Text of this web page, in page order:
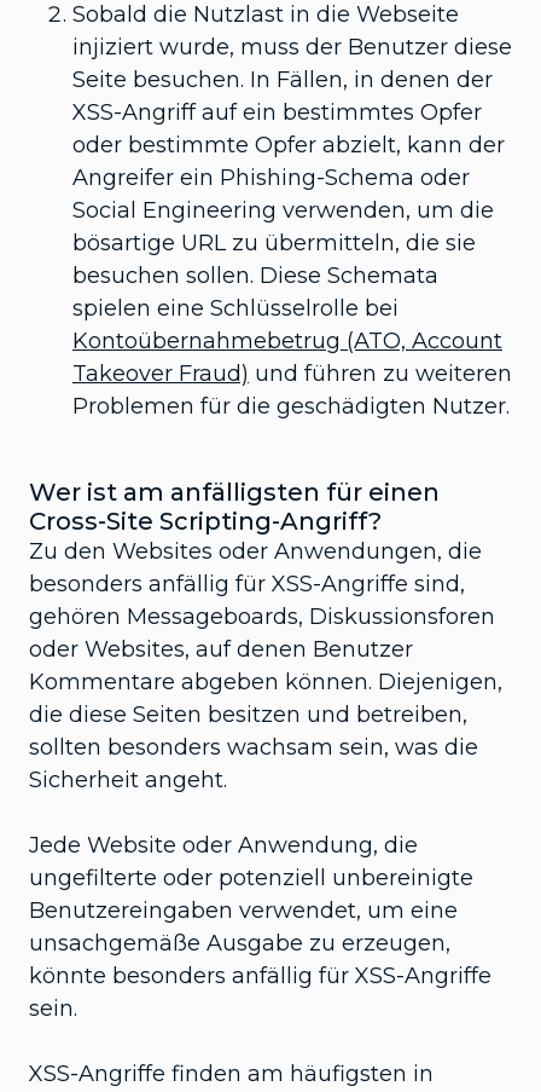
Sobald die Nutzlast in die Webseite
injiziert wurde, muss der Benutzer diese
Seite besuchen. In Fällen, in denen der
XSS-Angriff auf ein bestimmtes Opfer
oder bestimmte Opfer abzielt, kann der
Angreifer ein Phishing-Schema oder
Social Engineering verwenden, um die
bösartige URL zu übermitteln, die sie
besuchen sollen. Diese Schemata
spielen eine Schlüsselrolle bei
Kontoübernahmebetrug (ATO, Account
Takeover Fraud) und führen zu weiteren
Problemen für die geschädigten Nutzer.
Wer ist am anfälligsten für einen
Cross-Site Scripting-Angriff?
Zu den Websites oder Anwendungen, die
besonders anfällig für XSS-Angriffe sind,
gehören Messageboards, Diskussionsforen
oder Websites, auf denen Benutzer
Kommentare abgeben können. Diejenigen,
die diese Seiten besitzen und betreiben,
sollten besonders wachsam sein, was die
Sicherheit angeht.
Jede Website oder Anwendung, die
ungefilterte oder potenziell unbereinigte
Benutzereingaben verwendet, um eine
unsachgemäße Ausgabe zu erzeugen,
könnte besonders anfällig für XSS-Angriffe
sein.
XSS-Angriffe finden am häufigsten in